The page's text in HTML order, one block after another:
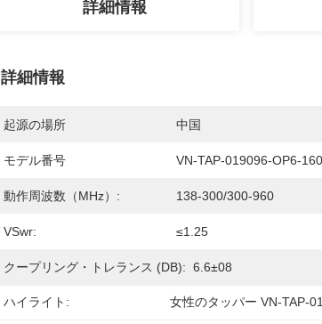
詳細情報
詳細情報
起源の場所 中国
モデル番号 VN-TAP-019096-OP6-160
動作周波数（MHz）: 138-300/300-960
VSwr: ≤1.25
クープリング・トレランス (dB): 6.6±08
ハイライト: 女性のタッパー VN-TAP-